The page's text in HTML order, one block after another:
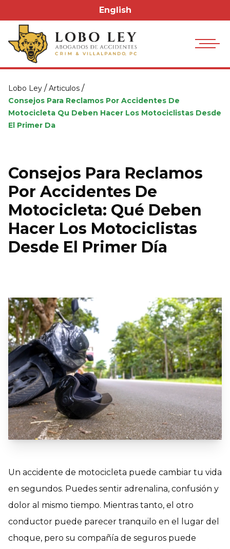
English
Lobo Ley / Articulos /
Consejos Para Reclamos Por Accidentes De
Motocicleta Qu Deben Hacer Los Motociclistas Desde
El Primer Da
Consejos Para Reclamos
Por Accidentes De
Motocicleta: Qué Deben
Hacer Los Motociclistas
Desde El Primer Día
Un accidente de motocicleta puede cambiar tu vida
en segundos. Puedes sentir adrenalina, confusión y
dolor al mismo tiempo. Mientras tanto, el otro
conductor puede parecer tranquilo en el lugar del
choque, pero su compañía de seguros puede